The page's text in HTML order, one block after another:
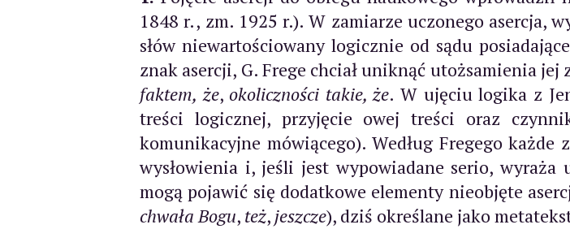
1848 r., zm. 1925 r.). W zamiarze uczonego asercja,
słów niewartościowany logicznie od sądu
znak asercji, G. Frege chciał uniknąć utożsamienia
faktem, że, okoliczności takie, że. W ujęciu logika z
treści logicznej, przyjęcie owej treści oraz
komunikacyjne mówiącego). Według Fregego
wysłowienia i, jeśli jest wypowiadane serio,
mogą pojawić się dodatkowe elementy nieobjęte
chwała Bogu, też, jeszcze), dziś określane jako